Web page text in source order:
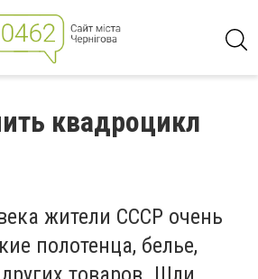
квадроцикл
жители СССР очень
полотенца, белье,